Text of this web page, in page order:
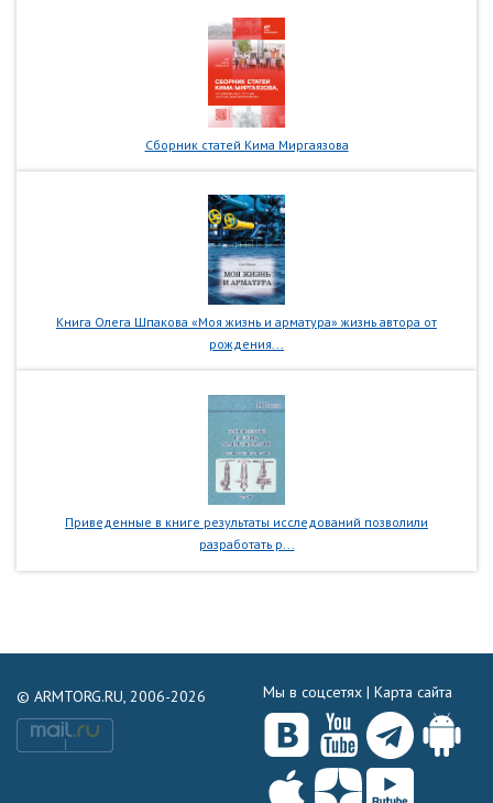
Сборник статей Кима Миргаязова
Книга Олега Шпакова «Моя жизнь и арматура» жизнь автора от
рождения...
Приведенные в книге результаты исследований позволили
разработать р...
© ARMTORG.RU, 2006-2026 Мы в соцсетях | Карта сайта